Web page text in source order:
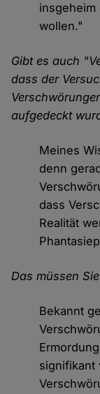
insgeheim
wollen."
Gibt es auch
dass der
aufgedeckt
Meines
denn
dass
Realität
Das müssen
Bekannt
signifikant